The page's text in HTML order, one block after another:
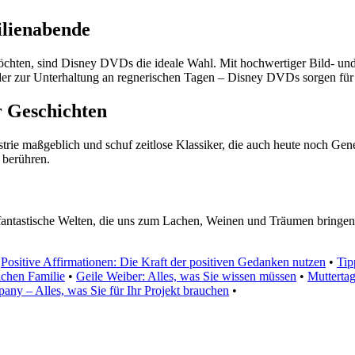
sind Disney DVDs die ideale Wahl. Mit hochwertiger Bild-
zur Unterhaltung an regnerischen Tagen – Disney DVDs sorgen für
maßgeblich und schuf zeitlose Klassiker, die auch heute noch
Welten, die uns zum Lachen, Weinen und Träumen
Positive Affirmationen: Die Kraft der positiven Gedanken nutzen •
Familie • Geile Weiber: Alles, was Sie wissen müssen •
– Alles, was Sie für Ihr Projekt brauchen •